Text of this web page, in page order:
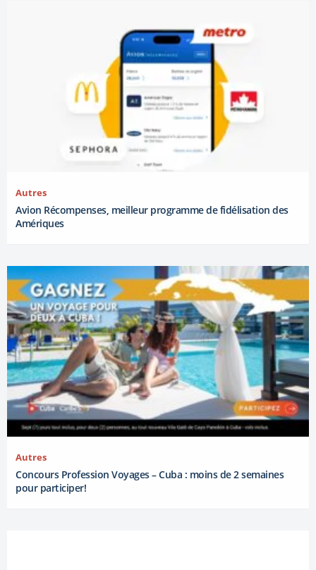
Autres
Avion Récompenses, meilleur programme de fidélisation des
Amériques
Autres
Concours Profession Voyages – Cuba : moins de 2 semaines
pour participer!